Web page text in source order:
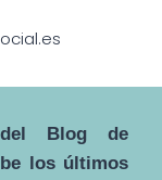
Blog de
los últimos